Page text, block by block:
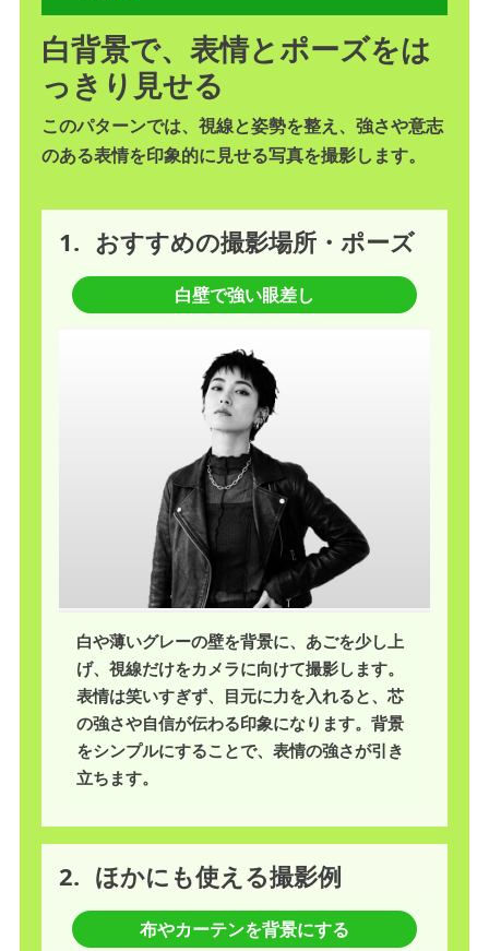
白背景で、表情とポーズをは
っきり見せる
このパターンでは、視線と姿勢を整え、強さや意志
のある表情を印象的に見せる写真を撮影します。
1. おすすめの撮影場所・ポーズ
白壁で強い眼差し
白や薄いグレーの壁を背景に、あごを少し上
げ、視線だけをカメラに向けて撮影します。
表情は笑いすぎず、目元に力を入れると、芯
の強さや自信が伝わる印象になります。背景
をシンプルにすることで、表情の強さが引き
立ちます。
2. ほかにも使える撮影例
布やカーテンを背景にする